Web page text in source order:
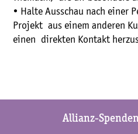
• Halte Ausschau nach einer
Projekt aus einem anderen
einen direkten Kontakt
Allianz-